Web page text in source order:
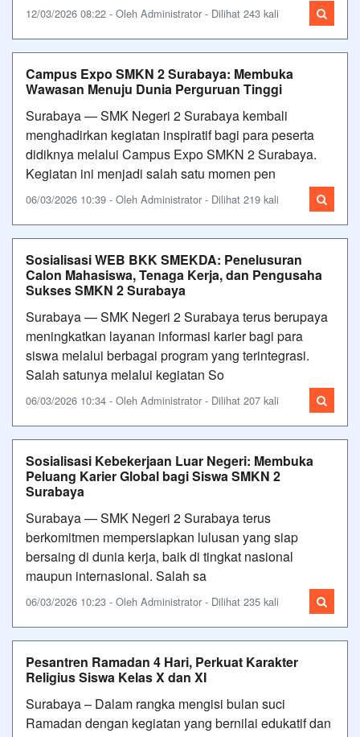
12/03/2026 08:22 - Oleh Administrator - Dilihat 243 kali
Campus Expo SMKN 2 Surabaya: Membuka
Wawasan Menuju Dunia Perguruan Tinggi
Surabaya — SMK Negeri 2 Surabaya kembali
menghadirkan kegiatan inspiratif bagi para peserta
didiknya melalui Campus Expo SMKN 2 Surabaya.
Kegiatan ini menjadi salah satu momen pen
06/03/2026 10:39 - Oleh Administrator - Dilihat 219 kali
Sosialisasi WEB BKK SMEKDA: Penelusuran
Calon Mahasiswa, Tenaga Kerja, dan Pengusaha
Sukses SMKN 2 Surabaya
Surabaya — SMK Negeri 2 Surabaya terus berupaya
meningkatkan layanan informasi karier bagi para
siswa melalui berbagai program yang terintegrasi.
Salah satunya melalui kegiatan So
06/03/2026 10:34 - Oleh Administrator - Dilihat 207 kali
Sosialisasi Kebekerjaan Luar Negeri: Membuka
Peluang Karier Global bagi Siswa SMKN 2
Surabaya
Surabaya — SMK Negeri 2 Surabaya terus
berkomitmen mempersiapkan lulusan yang siap
bersaing di dunia kerja, baik di tingkat nasional
maupun internasional. Salah sa
06/03/2026 10:23 - Oleh Administrator - Dilihat 235 kali
Pesantren Ramadan 4 Hari, Perkuat Karakter
Religius Siswa Kelas X dan XI
Surabaya – Dalam rangka mengisi bulan suci
Ramadan dengan kegiatan yang bernilai edukatif dan